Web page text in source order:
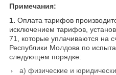
Примечания:
1. Оплата тарифов
исключением тарифов,
71, которые уплачиваются на
Республики Молдова по
следующем порядке:
a) физические и